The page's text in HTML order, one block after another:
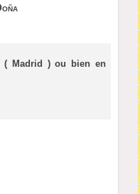
( Madrid ) ou bien en